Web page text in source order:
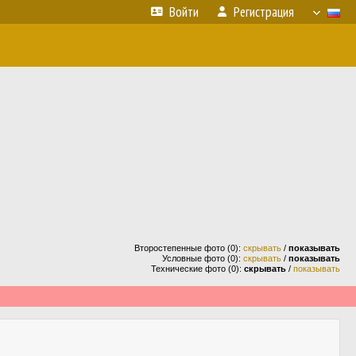
Войти Регистрация
Второстепенные фото (0): скрывать / показывать
Условные фото (0): скрывать / показывать
Технические фото (0): скрывать / показывать